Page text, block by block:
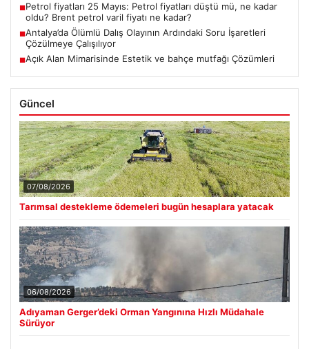
■Petrol fiyatları 25 Mayıs: Petrol fiyatları düştü mü, ne kadar
oldu? Brent petrol varil fiyatı ne kadar?
■Antalya’da Ölümlü Dalış Olayının Ardındaki Soru İşaretleri
Çözülmeye Çalışılıyor
■Açık Alan Mimarisinde Estetik ve bahçe mutfağı Çözümleri
Güncel
07/08/2026
Tarımsal destekleme ödemeleri bugün hesaplara yatacak
06/08/2026
Adıyaman Gerger’deki Orman Yangınına Hızlı Müdahale
Sürüyor